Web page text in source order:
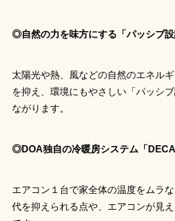
◎自然の力を味方にする「パッシブ設
太陽光や熱、風などの自然のエネル
を抑え、環境にもやさしい「パッシ
ながります。
◎DOA独自の冷暖房システム「
エアコン１台で家全体の温度をムラ
代を抑えられる点や、エアコンが見